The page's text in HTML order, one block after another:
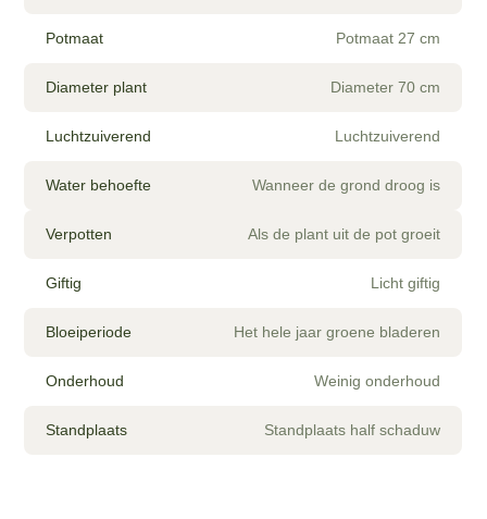
Potmaat Potmaat 27 cm
Diameter plant Diameter 70 cm
Luchtzuiverend Luchtzuiverend
Water behoefte Wanneer de grond droog is
Verpotten Als de plant uit de pot groeit
Giftig Licht giftig
Bloeiperiode Het hele jaar groene bladeren
Onderhoud Weinig onderhoud
Standplaats Standplaats half schaduw